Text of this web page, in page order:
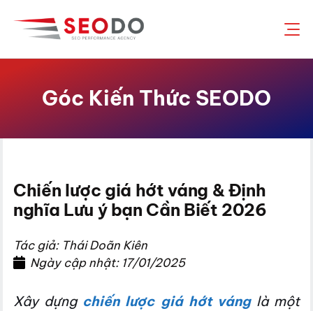
đến
Góc Kiến Thức SEODO
Chiến lược giá hớt váng & Định
nghĩa Lưu ý bạn Cần Biết 2026
Tác giả: Thái Doãn Kiên
Ngày cập nhật: 17/01/2025
Xây dựng chiến lược giá hớt vánglà một